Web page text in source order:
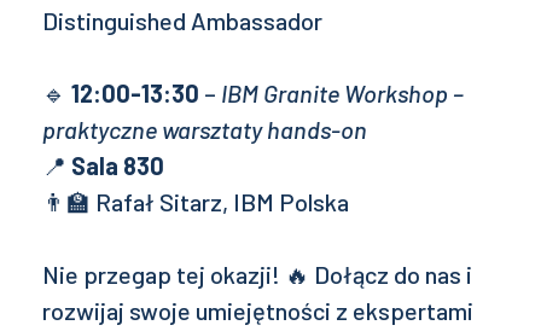
Distinguished Ambassador
🔹 12:00-13:30 – IBM Granite Workshop –
praktyczne warsztaty hands-on
📍 Sala 830
👨‍🏫 Rafał Sitarz, IBM Polska
Nie przegap tej okazji! 🔥 Dołącz do nas i
rozwijaj swoje umiejętności z ekspertami